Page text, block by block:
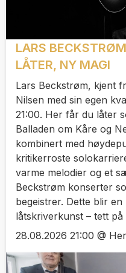
LARS
LÅTER, NY MAGI
Lars Beckstrøm, kjent
Nilsen med sin egen
21:00. Her får du låter
Balladen om Kåre og
kombinert med
kritikerroste
varme melodier og et
Beckstrøm konserter
begeistrer. Dette blir
låtskriverkunst – tett
28.08.2026 21:00 @